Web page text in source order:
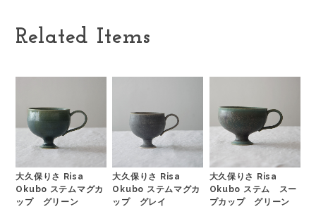
Related Items
大久保りさ Risa
Okubo ステムマグカ
ップ グリーン
大久保りさ Risa
Okubo ステムマグカ
ップ グレイ
大久保りさ Risa
Okubo ステム スー
プカップ グリーン